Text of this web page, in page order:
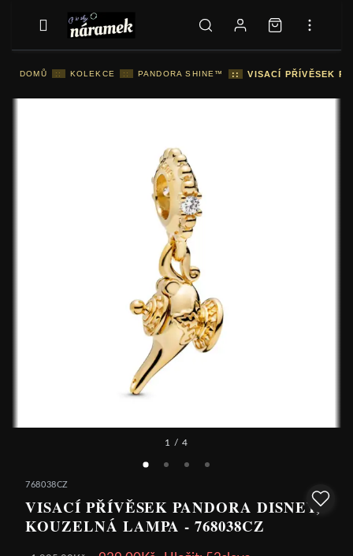
DOMŮ :: KOLEKCE :: PANDORA SHINE™ :: VISACÍ PŘÍVĚSEK
1 / 4
768038CZ
VISACÍ PŘÍVĚSEK PANDORA DISNEY,
KOUZELNÁ LAMPA - 768038CZ